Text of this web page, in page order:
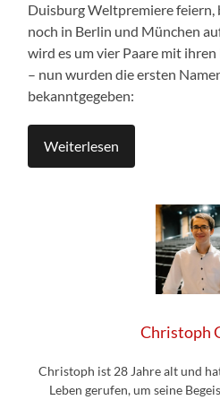
Duisburg Weltpremiere feiern,
noch in Berlin und München
wird es um vier Paare mit
– nun wurden die ersten
bekanntgegeben:
Weiterlesen
Christoph
Christoph ist 28 Jahre alt und
Leben gerufen, um seine